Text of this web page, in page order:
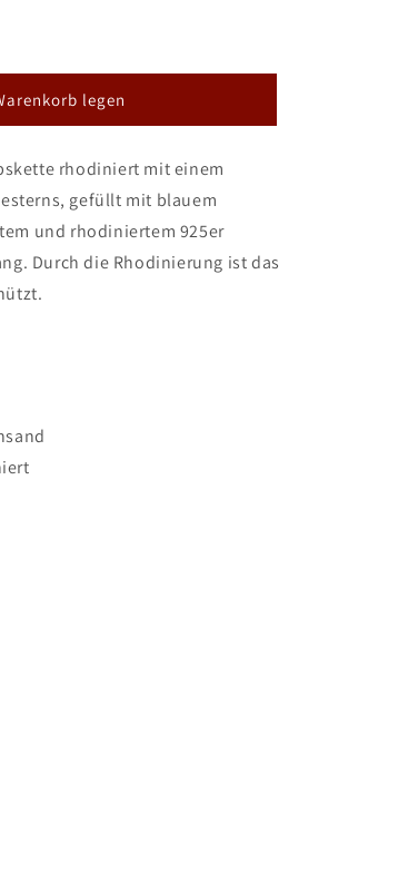
legen
rhodiniert mit einem
gefüllt mit blauem
und rhodiniertem 925er
Durch die Rhodinierung ist das